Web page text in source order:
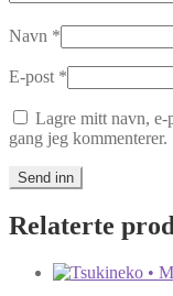
Navn *
E-post *
Lagre mitt navn, e-
gang jeg kommenterer.
Relaterte